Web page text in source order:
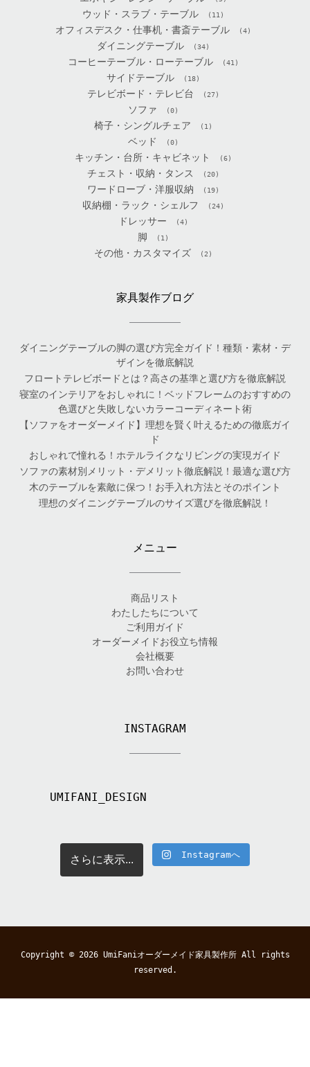
ウッド・スラブ・テーブル (11)
オフィスデスク・仕事机・書斎テーブル (4)
ダイニングテーブル (34)
コーヒーテーブル・ローテーブル (41)
サイドテーブル (18)
テレビボード・テレビ台 (27)
ソファ (0)
椅子・シングルチェア (1)
ベッド (0)
キッチン・台所・キャビネット (6)
チェスト・収納・タンス (20)
ワードローブ・洋服収納 (19)
収納棚・ラック・シェルフ (24)
ドレッサー (4)
脚 (1)
その他・カスタマイズ (2)
家具製作ブログ
ダイニングテーブルの脚の選び方完全ガイド！種類・素材・デ
ザインを徹底解説
フロートテレビボードとは？高さの基準と選び方を徹底解説
寝室のインテリアをおしゃれに！ベッドフレームのおすすめの
色選びと失敗しないカラーコーディネート術
【ソファをオーダーメイド】理想を賢く叶えるための徹底ガイ
ド
おしゃれで憧れる！ホテルライクなリビングの実現ガイド
ソファの素材別メリット・デメリット徹底解説！最適な選び方
木のテーブルを素敵に保つ！お手入れ方法とそのポイント
理想のダイニングテーブルのサイズ選びを徹底解説！
メニュー
商品リスト
わたしたちについて
ご利用ガイド
オーダーメイドお役立ち情報
会社概要
お問い合わせ
INSTAGRAM
UMIFANI_DESIGN
さらに表示... Instagramへ
Copyright © 2026 UmiFaniオーダーメイド家具製作所All rights
reserved.